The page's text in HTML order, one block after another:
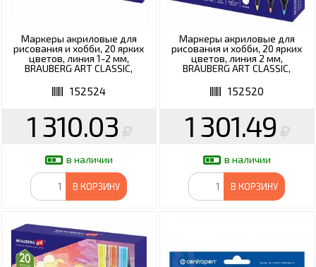
Маркеры акриловые для
рисования и хобби, 20 ярких
цветов, линия 1-2 мм,
BRAUBERG ART CLASSIC,
152524
1 310.03
в наличии
В КОРЗИНУ
Маркеры акриловые для
рисования и хобби, 20 ярких
цветов, линия 2 мм,
BRAUBERG ART CLASSIC,
152520
1 301.49
в наличии
В КОРЗИНУ